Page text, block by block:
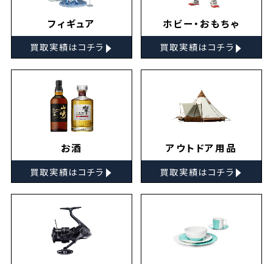
フィギュア
買取実績はコチラ ▸
ホビー・おもちゃ
買取実績はコチラ ▸
お酒
買取実績はコチラ ▸
アウトドア用品
買取実績はコチラ ▸